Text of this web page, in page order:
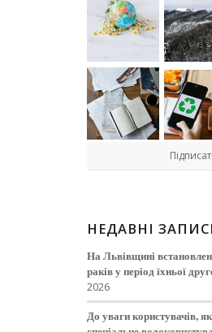
НЕДАВНІ
На Львівщині
раків у період їхньої
2026
До уваги користувачів,